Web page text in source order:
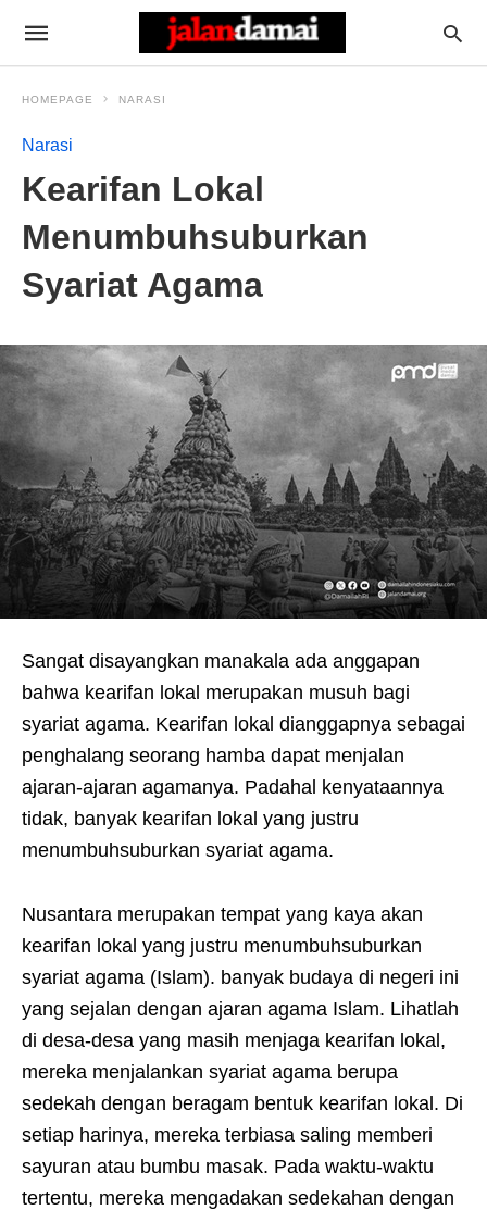
HOMEPAGE NARASI
Narasi
Kearifan Lokal
Menumbuhsuburkan
Syariat Agama
Sangat disayangkan manakala ada anggapan
bahwa kearifan lokal merupakan musuh bagi
syariat agama. Kearifan lokal dianggapnya sebagai
penghalang seorang hamba dapat menjalan
ajaran-ajaran agamanya. Padahal kenyataannya
tidak, banyak kearifan lokal yang justru
menumbuhsuburkan syariat agama.
Nusantara merupakan tempat yang kaya akan
kearifan lokal yang justru menumbuhsuburkan
syariat agama (Islam). banyak budaya di negeri ini
yang sejalan dengan ajaran agama Islam. Lihatlah
di desa-desa yang masih menjaga kearifan lokal,
mereka menjalankan syariat agama berupa
sedekah dengan beragam bentuk kearifan lokal. Di
setiap harinya, mereka terbiasa saling memberi
sayuran atau bumbu masak. Pada waktu-waktu
tertentu, mereka mengadakan sedekahan dengan